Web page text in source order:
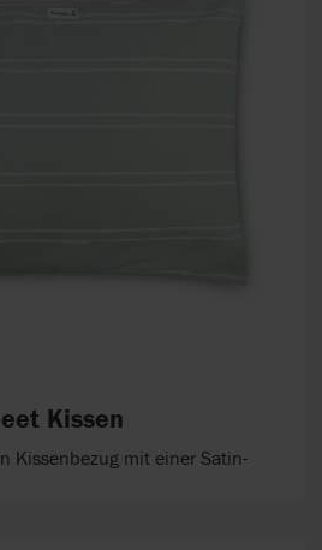
Kissen
Kissenbezug mit einer Satin-